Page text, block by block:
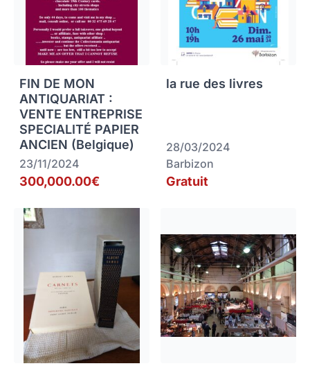
FIN DE MON
ANTIQUARIAT :
VENTE ENTREPRISE
SPECIALITÉ PAPIER
ANCIEN (Belgique)
23/11/2024
300,000.00€
la rue des livres
28/03/2024
Barbizon
Gratuit